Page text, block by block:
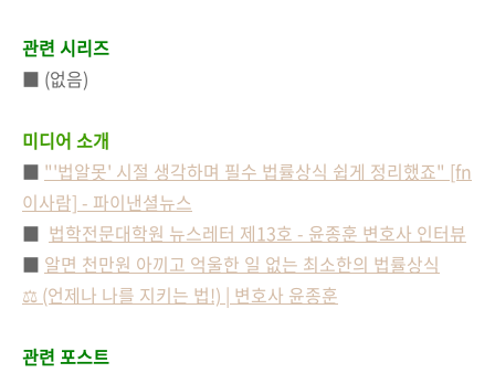
관련 시리즈
■ (없음)
미디어 소개
■ "'법알못' 시절 생각하며 필수 법률상식 쉽게 정리했죠" [fn
이사람] - 파이낸셜뉴스
■ 법학전문대학원 뉴스레터 제13호 - 윤종훈 변호사 인터뷰
■ 알면 천만원 아끼고 억울한 일 없는 최소한의 법률상식
⚖️ (언제나 나를 지키는 법!) | 변호사 윤종훈
관련 포스트